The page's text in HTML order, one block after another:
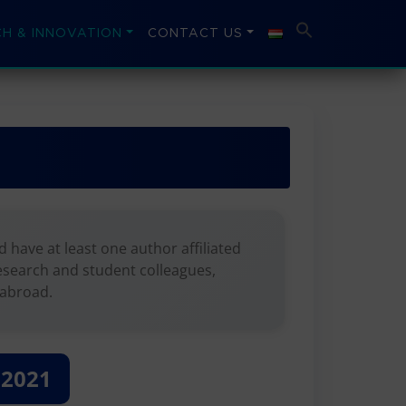
& INNOVATION CONTACT US
have at least one author affiliated
and student colleagues,
2021